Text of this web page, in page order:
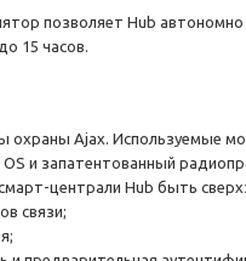
позволяет Hub
15 часов.
охраны Ajax. Используемые
OS и запатентованный
централи Hub быть
связи;